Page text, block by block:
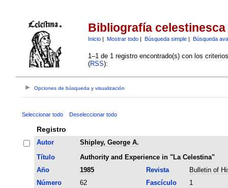
Bibliografía celestinesca
Inicio| Mostrar todo| Búsqueda simple| Búsqueda
1–1 de 1 registro encontrado(s) con los
(RSS):
Opciones de búsqueda y visualización
Seleccionar todo Deseleccionar todo
Registro
Autor
Shipley, George A.
Título
Authority and Experience in "La Celestina"
Año
1985 Revista
Bulletin of
Número
62 Fascículo
1